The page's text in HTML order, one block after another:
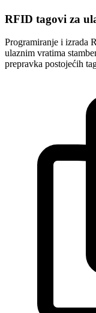
RFID tagovi za
Programiranje i izrada
ulaznim vratima
prepravka postojećih